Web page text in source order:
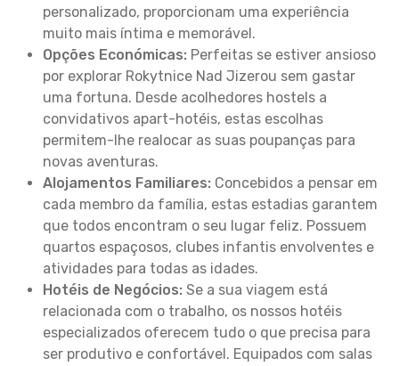
personalizado, proporcionam uma experiência
muito mais íntima e memorável.
Opções Económicas: Perfeitas se estiver ansioso
por explorar Rokytnice Nad Jizerou sem gastar
uma fortuna. Desde acolhedores hostels a
convidativos apart-hotéis, estas escolhas
permitem-lhe realocar as suas poupanças para
novas aventuras.
Alojamentos Familiares: Concebidos a pensar em
cada membro da família, estas estadias garantem
que todos encontram o seu lugar feliz. Possuem
quartos espaçosos, clubes infantis envolventes e
atividades para todas as idades.
Hotéis de Negócios: Se a sua viagem está
relacionada com o trabalho, os nossos hotéis
especializados oferecem tudo o que precisa para
ser produtivo e confortável. Equipados com salas